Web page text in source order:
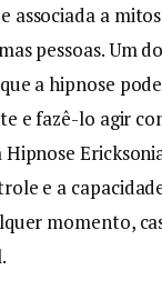
associada a
pessoas. Um
a hipnose
e fazê-lo agir
e a
momento,